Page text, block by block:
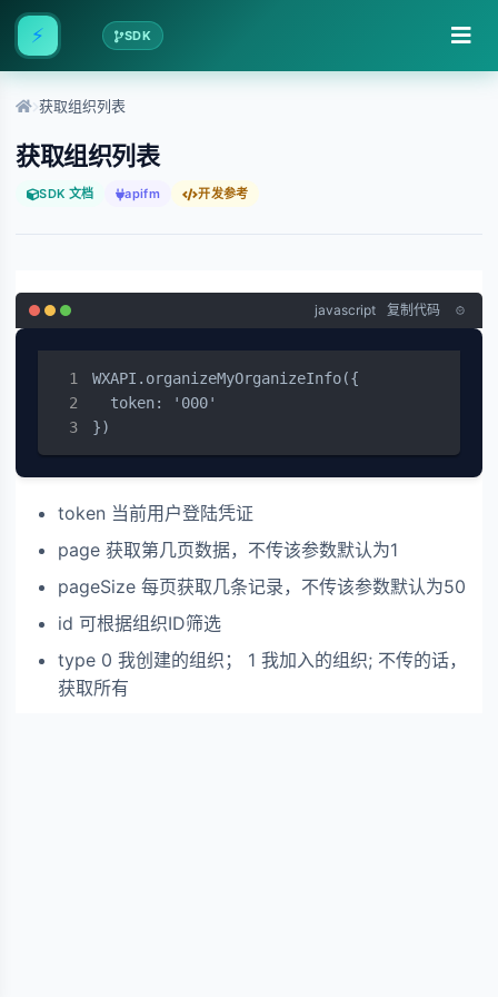
⚡ SDK
获取组织列表
获取组织列表
SDK 文档 apifm 开发参考
javascript 复制代码
WXAPI.organizeMyOrganizeInfo({
  token: '000'
})
token 当前用户登陆凭证
page 获取第几页数据，不传该参数默认为1
pageSize 每页获取几条记录，不传该参数默认为50
id 可根据组织ID筛选
type 0 我创建的组织； 1 我加入的组织; 不传的话，
获取所有